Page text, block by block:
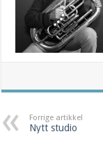
Forrige artikkel
Nytt studio